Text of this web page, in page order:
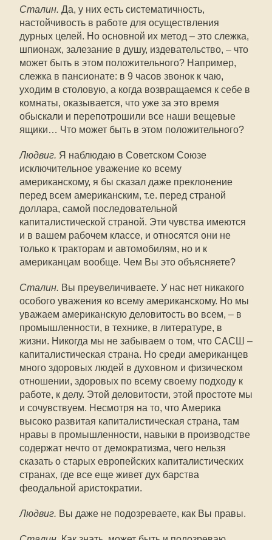
Сталин. Да, у них есть систематичность,
настойчивость в работе для осуществления
дурных целей. Но основной их метод – это слежка,
шпионаж, залезание в душу, издевательство, – что
может быть в этом положительного? Например,
слежка в пансионате: в 9 часов звонок к чаю,
уходим в столовую, а когда возвращаемся к себе в
комнаты, оказывается, что уже за это время
обыскали и перепотрошили все наши вещевые
ящики… Что может быть в этом положительного?
Людвиг. Я наблюдаю в Советском Союзе
исключительное уважение ко всему
американскому, я бы сказал даже преклонение
перед всем американским, т.е. перед страной
доллара, самой последовательной
капиталистической страной. Эти чувства имеются
и в вашем рабочем классе, и относятся они не
только к тракторам и автомобилям, но и к
американцам вообще. Чем Вы это объясняете?
Сталин. Вы преувеличиваете. У нас нет никакого
особого уважения ко всему американскому. Но мы
уважаем американскую деловитость во всем, – в
промышленности, в технике, в литературе, в
жизни. Никогда мы не забываем о том, что САСШ –
капиталистическая страна. Но среди американцев
много здоровых людей в духовном и физическом
отношении, здоровых по всему своему подходу к
работе, к делу. Этой деловитости, этой простоте мы
и сочувствуем. Несмотря на то, что Америка
высоко развитая капиталистическая страна, там
нравы в промышленности, навыки в производстве
содержат нечто от демократизма, чего нельзя
сказать о старых европейских капиталистических
странах, где все еще живет дух барства
феодальной аристократии.
Людвиг. Вы даже не подозреваете, как Вы правы.